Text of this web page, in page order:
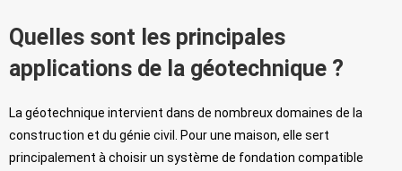
Quelles sont les principales
applications de la géotechnique ?
La géotechnique intervient dans de nombreux domaines de la
construction et du génie civil. Pour une maison, elle sert
principalement à choisir un système de fondation compatible